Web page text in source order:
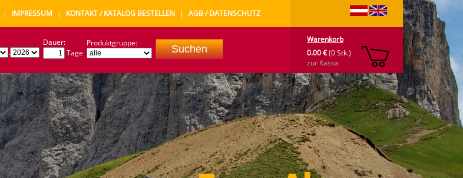
| IMPRESSUM | KONTAKT / KATALOG BESTELLEN | AGB / DATENSCHUTZ
.
Dauer:
Tage
Produktgruppe:
Warenkorb
0.00 €(0 Stk.)
zur Kassa